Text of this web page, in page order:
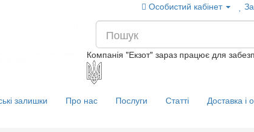
Особистий кабінет
Компанія "Екзот" зараз працює для
залишки Про нас Послуги Статті Доставка і